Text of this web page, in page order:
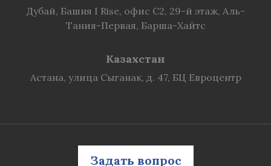
Дубай, Башня I Rise, офис C2, 29-й этаж, Аль-
Тания-Первая, Барша-Хайтс
Казахстан
Астана, улица Сыганак, д. 47, БЦ Евроцентр
Задать вопрос